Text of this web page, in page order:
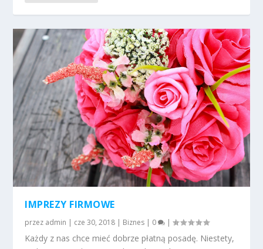
IMPREZY FIRMOWE
przez admin | cze 30, 2018 | Biznes | 0 |
Każdy z nas chce mieć dobrze płatną posadę. Niestety,